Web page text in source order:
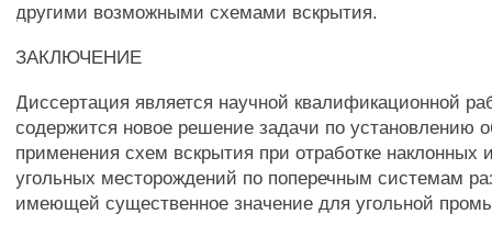
другими возможными схемами вскрытия.
ЗАКЛЮЧЕНИЕ
Диссертация является научной квалификационной
содержится новое решение задачи по установлению
применения схем вскрытия при отработке наклонных
угольных месторождений по поперечным системам
имеющей существенное значение для угольной